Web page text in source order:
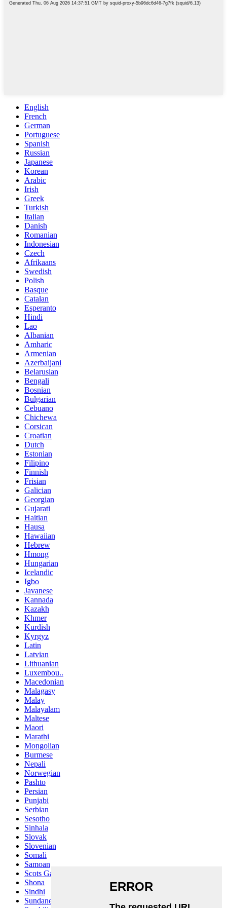
English
French
German
Portuguese
Spanish
Russian
Japanese
Korean
Arabic
Irish
Greek
Turkish
Italian
Danish
Romanian
Indonesian
Czech
Afrikaans
Swedish
Polish
Basque
Catalan
Esperanto
Hindi
Lao
Albanian
Amharic
Armenian
Azerbaijani
Belarusian
Bengali
Bosnian
Bulgarian
Cebuano
Chichewa
Corsican
Croatian
Dutch
Estonian
Filipino
Finnish
Frisian
Galician
Georgian
Gujarati
Haitian
Hausa
Hawaiian
Hebrew
Hmong
Hungarian
Icelandic
Igbo
Javanese
Kannada
Kazakh
Khmer
Kurdish
Kyrgyz
Latin
Latvian
Lithuanian
Luxembou..
Macedonian
Malagasy
Malay
Malayalam
Maltese
Maori
Marathi
Mongolian
Burmese
Nepali
Norwegian
Pashto
Persian
Punjabi
Serbian
Sesotho
Sinhala
Slovak
Slovenian
Somali
Samoan
Scots Gaelic
Shona
Sindhi
Sundanese